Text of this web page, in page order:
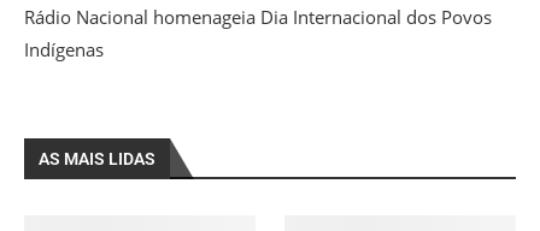
Rádio Nacional homenageia Dia Internacional dos Povos
Indígenas
AS MAIS LIDAS